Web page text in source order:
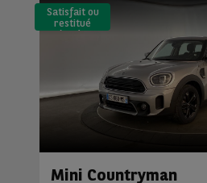
Satisfait ou
restitué
(LLD)*
Mini Countryman